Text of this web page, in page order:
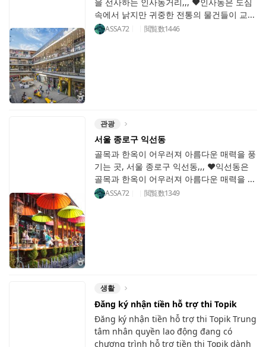
속에서 낡지만 귀중한 전통의 물건들이 교...
ASSA72 閲覧数1446
관광
서울 종로구 익선동
골목과 한옥이 어우러져 아름다운 매력을 풍
기는 곳, 서울 종로구 익선동,,, ♥익선동은
골목과 한옥이 어우러져 아름다운 매력을 ...
ASSA72 閲覧数1349
생활
Đăng ký nhận tiền hỗ trợ thi Topik
Đăng ký nhận tiền hỗ trợ thi Topik Trung
tâm nhân quyền lao động đang có
chương trình hỗ trợ tiền thi Topik dành